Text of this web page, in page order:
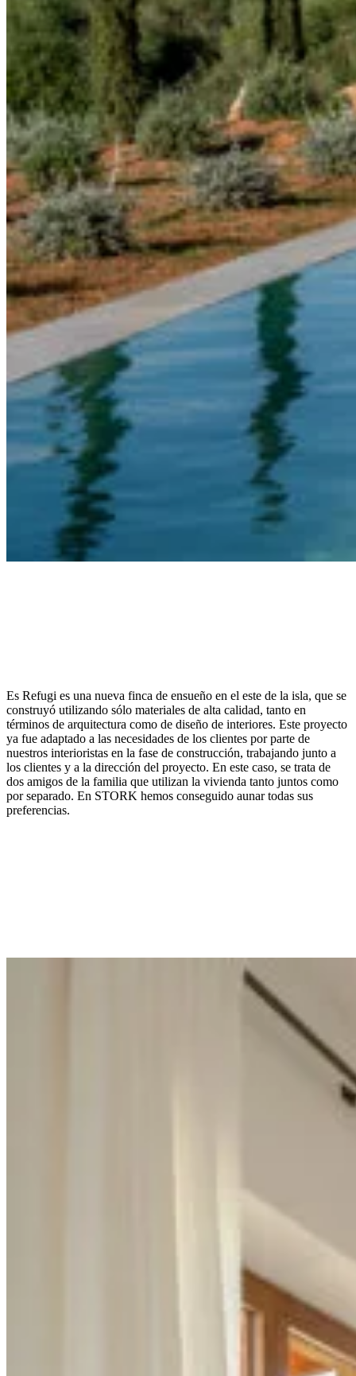
Es Refugi es una nueva finca de ensueño en el este de la isla, que se
construyó utilizando sólo materiales de alta calidad, tanto en
términos de arquitectura como de diseño de interiores. Este proyecto
ya fue adaptado a las necesidades de los clientes por parte de
nuestros interioristas en la fase de construcción, trabajando junto a
los clientes y a la dirección del proyecto. En este caso, se trata de
dos amigos de la familia que utilizan la vivienda tanto juntos como
por separado. En STORK hemos conseguido aunar todas sus
preferencias.